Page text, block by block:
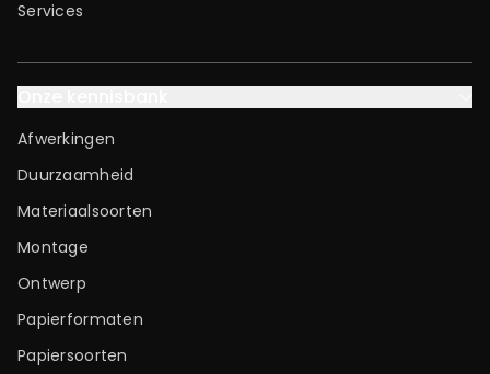
Services
Afwerkingen
Duurzaamheid
Materiaalsoorten
Montage
Ontwerp
Papierformaten
Papiersoorten